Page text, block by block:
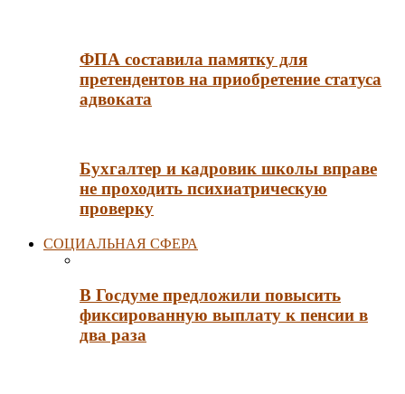
ФПА составила памятку для
претендентов на приобретение статуса
адвоката
Бухгалтер и кадровик школы вправе
не проходить психиатрическую
проверку
СОЦИАЛЬНАЯ СФЕРА
В Госдуме предложили повысить
фиксированную выплату к пенсии в
два раза